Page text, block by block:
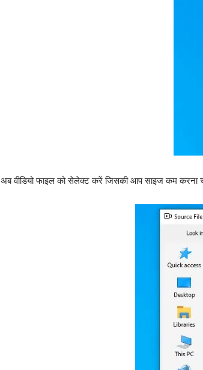
अब वीडियो फाइल को सेलेक्ट करें जिसकी आप साइज कम करना